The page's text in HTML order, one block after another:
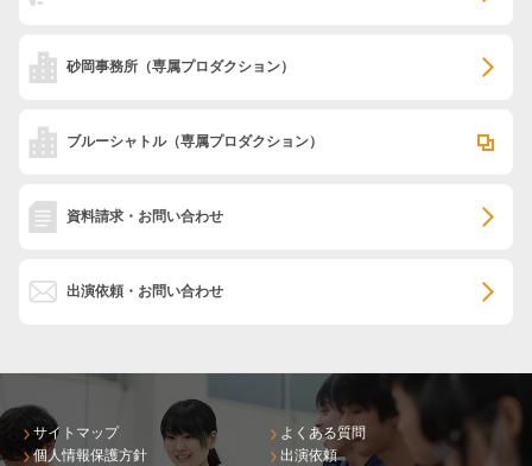
砂岡事務所 （専属プロダクション）
ブルーシャトル（専属プロダクション）
資料請求・お問い合わせ
出演依頼・お問い合わせ
サイトマップ
個人情報保護方針
よくある質問
出演依頼